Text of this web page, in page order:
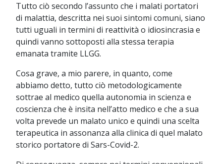
Tutto ciò secondo l’assunto che i malati portatori
di malattia, descritta nei suoi sintomi comuni, siano
tutti uguali in termini di reattività o idiosincrasia e
quindi vanno sottoposti alla stessa terapia
emanata tramite LLGG.
Cosa grave, a mio parere, in quanto, come
abbiamo detto, tutto ciò metodologicamente
sottrae al medico quella autonomia in scienza e
coscienza che è insita nell’atto medico e che a sua
volta prevede un malato unico e quindi una scelta
terapeutica in assonanza alla clinica di quel malato
storico portatore di Sars-Covid-2.